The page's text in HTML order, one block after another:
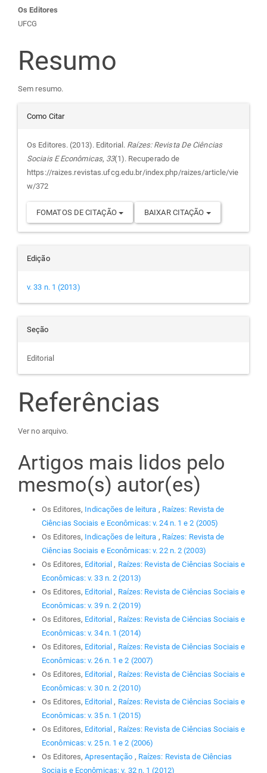
Conteúdo
do
artigo
principal
Os Editores
UFCG
Resumo
Sem resumo.
Detalhes
do
artigo
Como Citar
Os Editores. (2013). Editorial. Raízes: Revista De Ciências
Sociais E Econômicas, 33(1). Recuperado de
https://raizes.revistas.ufcg.edu.br/index.php/raizes/article/vie
w/372
FOMATOS DE CITAÇÃO BAIXAR CITAÇÃO
Edição
v. 33 n. 1 (2013)
Seção
Editorial
Referências
Ver no arquivo.
Artigos mais lidos pelo
mesmo(s) autor(es)
Os Editores, Indicações de leitura , Raízes: Revista de
Ciências Sociais e Econômicas: v. 24 n. 1 e 2 (2005)
Os Editores, Indicações de leitura , Raízes: Revista de
Ciências Sociais e Econômicas: v. 22 n. 2 (2003)
Os Editores, Editorial, Raízes: Revista de Ciências Sociais e
Econômicas: v. 33 n. 2 (2013)
Os Editores, Editorial, Raízes: Revista de Ciências Sociais e
Econômicas: v. 39 n. 2 (2019)
Os Editores, Editorial, Raízes: Revista de Ciências Sociais e
Econômicas: v. 34 n. 1 (2014)
Os Editores, Editorial, Raízes: Revista de Ciências Sociais e
Econômicas: v. 26 n. 1 e 2 (2007)
Os Editores, Editorial, Raízes: Revista de Ciências Sociais e
Econômicas: v. 30 n. 2 (2010)
Os Editores, Editorial, Raízes: Revista de Ciências Sociais e
Econômicas: v. 35 n. 1 (2015)
Os Editores, Editorial, Raízes: Revista de Ciências Sociais e
Econômicas: v. 25 n. 1 e 2 (2006)
Os Editores,Apresentação , Raízes: Revista de Ciências
Sociais e Econômicas: v. 32 n. 1 (2012)